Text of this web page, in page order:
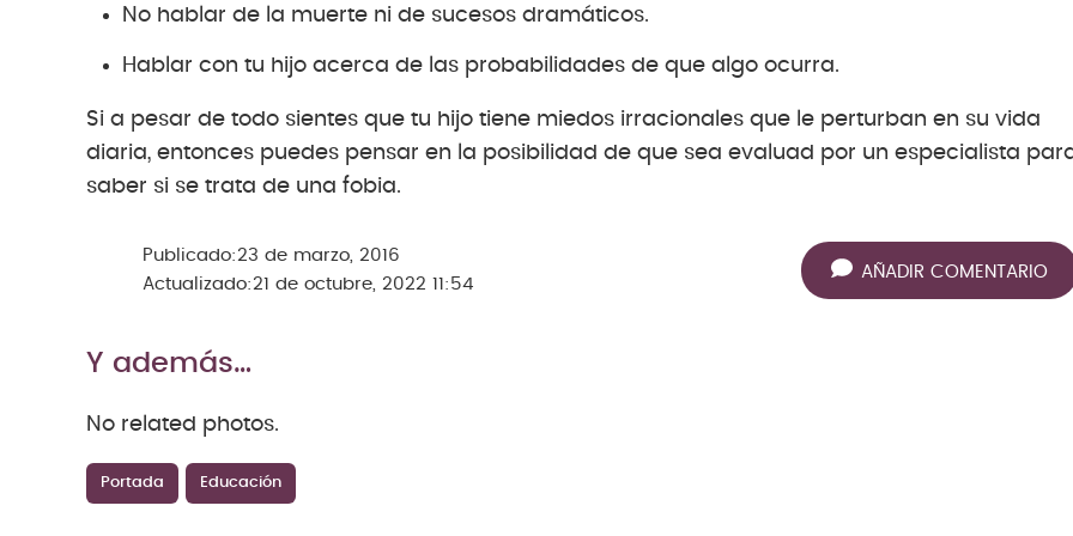
No hablar de la muerte ni de sucesos dramáticos.
Hablar con tu hijo acerca de las probabilidades de que algo ocurra.
Si a pesar de todo sientes que tu hijo tiene miedos irracionales que le perturban en su vida
diaria, entonces puedes pensar en la posibilidad de que sea evaluad por un especialista
saber si se trata de una fobia.
Publicado:23 de marzo, 2016
Actualizado:21 de octubre, 2022 11:54
AÑADIR COMENTARIO
Y además…
No related photos.
Portada Educación